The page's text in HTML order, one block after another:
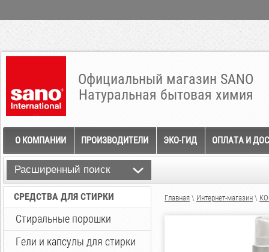
Официальный магазин SANO
Натуральная бытовая химия
О КОМПАНИИ ПРОИЗВОДИТЕЛИ ЭКО-ГИД ОПЛАТА И
Расширенный поиск
СРЕДСТВА ДЛЯ СТИРКИ
Стиральные порошки
Гели и капсулы для стирки
Главная \ Интернет-магазин \